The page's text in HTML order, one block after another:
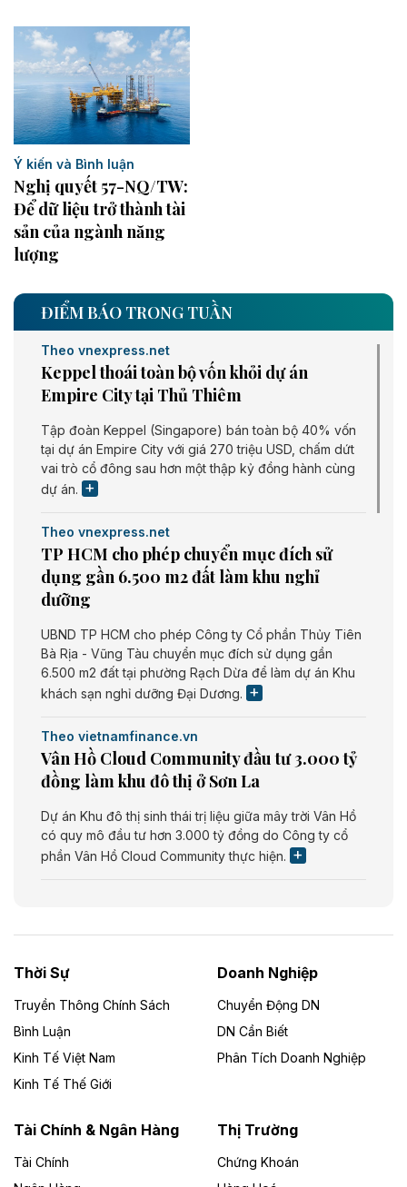
Ý kiến và Bình luận
Nghị quyết 57-NQ/TW:
Để dữ liệu trở thành tài
sản của ngành năng
lượng
ĐIỂM BÁO TRONG TUẦN
Theo vnexpress.net
Keppel thoái toàn bộ vốn khỏi dự án
Empire City tại Thủ Thiêm
Tập đoàn Keppel (Singapore) bán toàn bộ 40% vốn
tại dự án Empire City với giá 270 triệu USD, chấm dứt
vai trò cổ đông sau hơn một thập kỷ đồng hành cùng
dự án.
Theo vnexpress.net
TP HCM cho phép chuyển mục đích sử
dụng gần 6.500 m2 đất làm khu nghỉ
dưỡng
UBND TP HCM cho phép Công ty Cổ phần Thủy Tiên
Bà Rịa - Vũng Tàu chuyển mục đích sử dụng gần
6.500 m2 đất tại phường Rạch Dừa để làm dự án Khu
khách sạn nghỉ dưỡng Đại Dương.
Theo vietnamfinance.vn
Vân Hồ Cloud Community đầu tư 3.000 tỷ
đồng làm khu đô thị ở Sơn La
Dự án Khu đô thị sinh thái trị liệu giữa mây trời Vân Hồ
có quy mô đầu tư hơn 3.000 tỷ đồng do Công ty cổ
phần Vân Hồ Cloud Community thực hiện.
Dự án Nhà máy xử lý rác và phát điện Bắc Giang do
Công ty TNHH Năng lượng môi trường Bắc Giang làm
Theo vietnamfinance.vn
Đức Long Gia Lai mở rộng ‘hệ sinh thái’
Lai
Bốn doanh nghiệp có sự góp vốn của Công ty Cổ
phần Tập đoàn Đức Long Gia Lai (HoSE: DLG) được
Thời Sự
Truyền Thông Chính Sách
Bình Luận
Kinh Tế Việt Nam
Kinh Tế Thế Giới
Doanh Nghiệp
Chuyển Động DN
DN Cần Biết
Phân Tích Doanh Nghiệp
Tài Chính & Ngân Hàng
Tài Chính
Thị Trường
Chứng Khoán